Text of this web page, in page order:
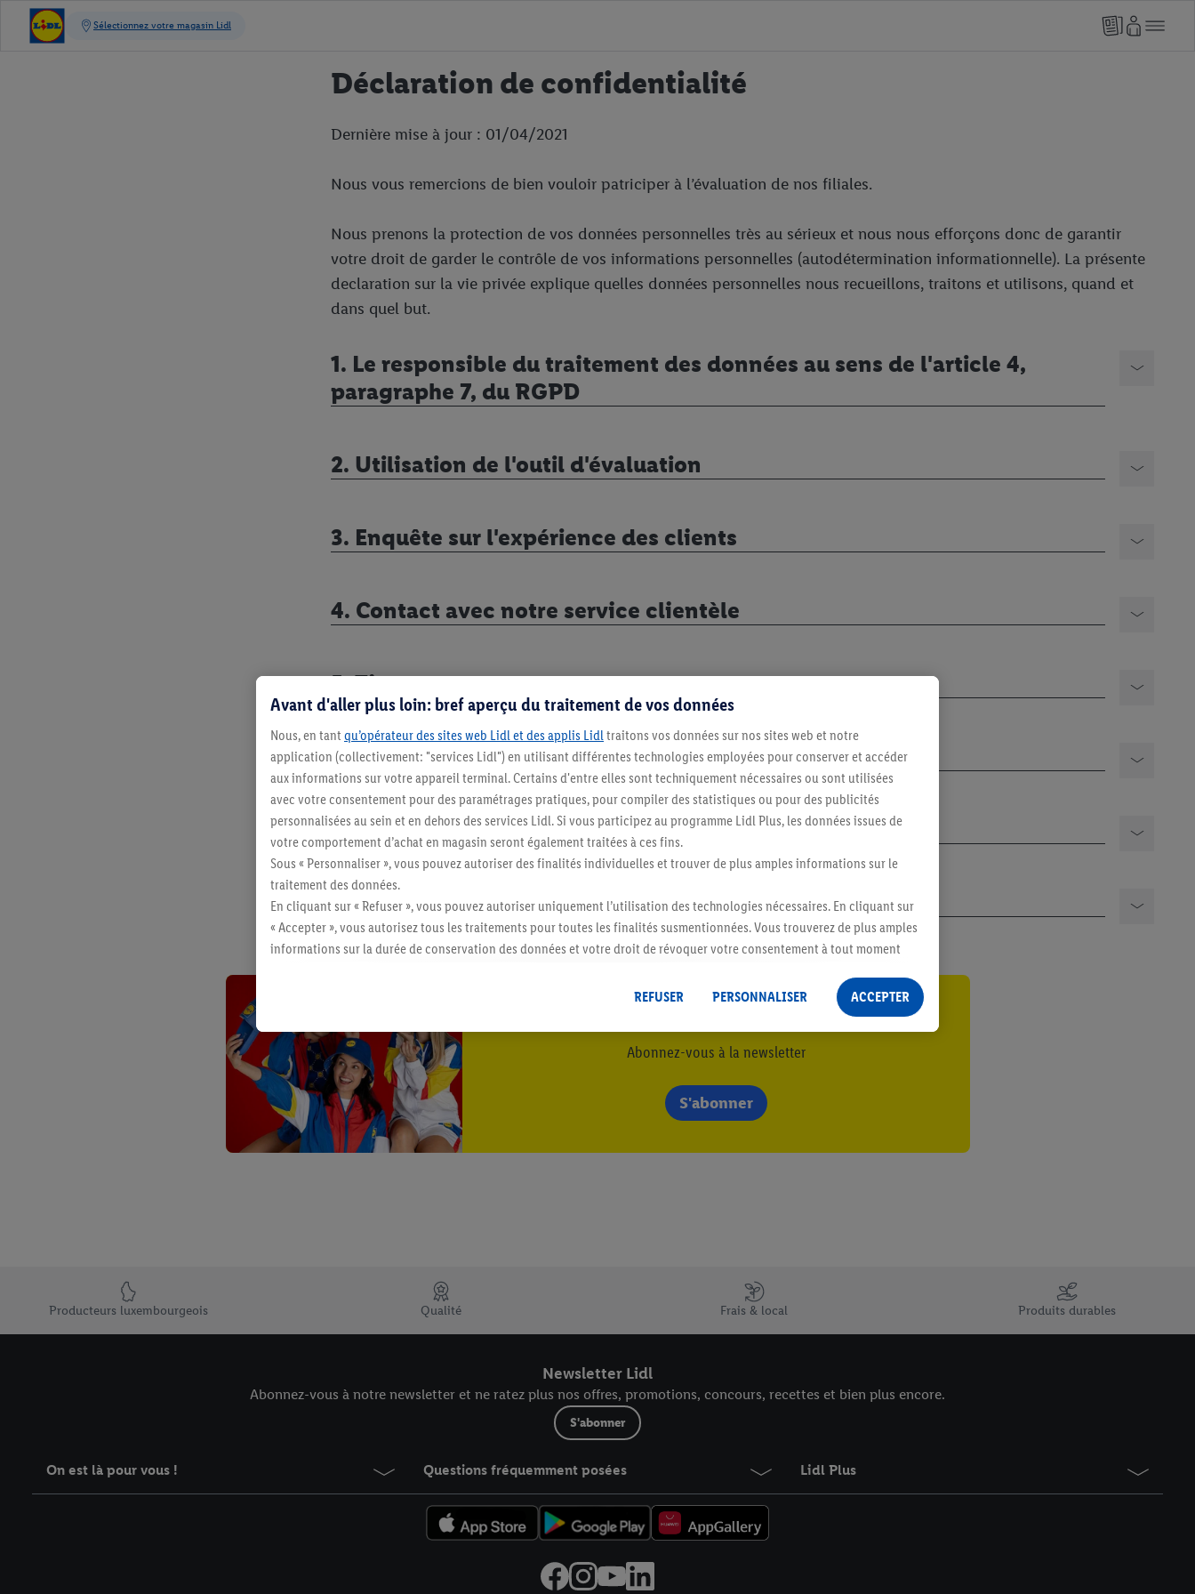
Déclaration de confidentialité
Dernière mise à jour : 01/04/2021
Nous vous remercions de bien vouloir patriciper à l’évaluation de nos filiales.
Nous prenons la protection de vos données personnelles très au sérieux et nous nous efforçons donc de garantir
votre droit de garder le contrôle de vos informations personnelles (autodétermination informationnelle). La présente
declaration sur la vie privée explique quelles données personnelles nous recueillons, traitons et utilisons, quand et
dans quel but.
1. Le responsible du traitement des données au sens de l'article 4,
paragraphe 7, du RGPD
2. Utilisation de l'outil d'évaluation
3. Enquête sur l'expérience des clients
4. Contact avec notre service clientèle
5. Tirage au sort
6. Transferts de données vers des pays en dehors de l'EEE
7. Droits de la personne concernée
8. Autres questions
Abonnez-vous à la newsletter
S'abonner
Élément du pied de page avec les USPs de Lidl Luxembourg
Producteurs luxembourgeois Qualité Frais & local Produits durables
Newsletter Lidl
Abonnez-vous à notre newsletter et ne ratez plus nos offres, promotions, concours, recettes et bien plus encore.
S'abonner
On est là pour vous ! Questions fréquemment posées Lidl Plus
Avant d'aller plus loin: bref aperçu du traitement de vos données
Nous, en tant qu’opérateur des sites web Lidl et des applis Lidl traitons vos données sur nos sites web et notre
application (collectivement: "services Lidl") en utilisant différentes technologies employées pour conserver et accéder
aux informations sur votre appareil terminal. Certains d'entre elles sont techniquement nécessaires ou sont utilisées
avec votre consentement pour des paramétrages pratiques, pour compiler des statistiques ou pour des publicités
personnalisées au sein et en dehors des services Lidl. Si vous participez au programme Lidl Plus, les données issues de
votre comportement d’achat en magasin seront également traitées à ces fins.
Sous « Personnaliser », vous pouvez autoriser des finalités individuelles et trouver de plus amples informations sur le
traitement des données.
En cliquant sur « Refuser », vous pouvez autoriser uniquement l’utilisation des technologies nécessaires. En cliquant sur
« Accepter », vous autorisez tous les traitements pour toutes les finalités susmentionnées. Vous trouverez de plus amples
informations sur la durée de conservation des données et votre droit de révoquer votre consentement à tout moment
REFUSER
PERSONNALISER ACCEPTER